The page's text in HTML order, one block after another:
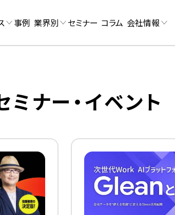
事例 業界別 セミナー コラム 会社情報
ナー・イベント